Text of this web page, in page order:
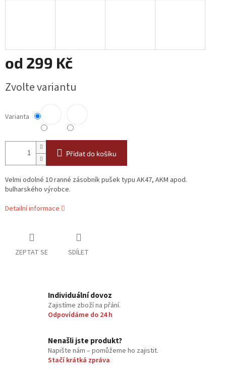
od 299 Kč
cena:
Zvolte variantu
Varianta
Přidat do košíku
Velmi odolné 10 ranné zásobník pušek typu AK47, AKM apod.
bulharského výrobce.
Detailní informace
ZEPTAT SE SDÍLET
Individuální dovoz
Zajistíme zboží na přání.
Odpovídáme do 24 h
Nenašli jste produkt?
Napište nám – pomůžeme ho zajistit.
Stačí krátká zpráva